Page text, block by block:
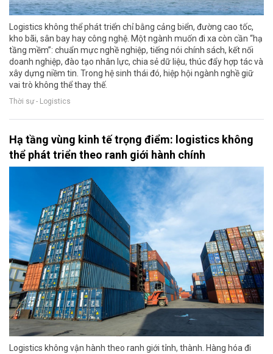
Logistics không thể phát triển chỉ bằng cảng biển, đường cao tốc,
kho bãi, sân bay hay công nghệ. Một ngành muốn đi xa còn cần “hạ
tầng mềm”: chuẩn mực nghề nghiệp, tiếng nói chính sách, kết nối
doanh nghiệp, đào tạo nhân lực, chia sẻ dữ liệu, thúc đẩy hợp tác và
xây dựng niềm tin. Trong hệ sinh thái đó, hiệp hội ngành nghề giữ
vai trò không thể thay thế.
Thời sự - Logistics
Hạ tầng vùng kinh tế trọng điểm: logistics không
thể phát triển theo ranh giới hành chính
Logistics không vận hành theo ranh giới tỉnh, thành. Hàng hóa đi